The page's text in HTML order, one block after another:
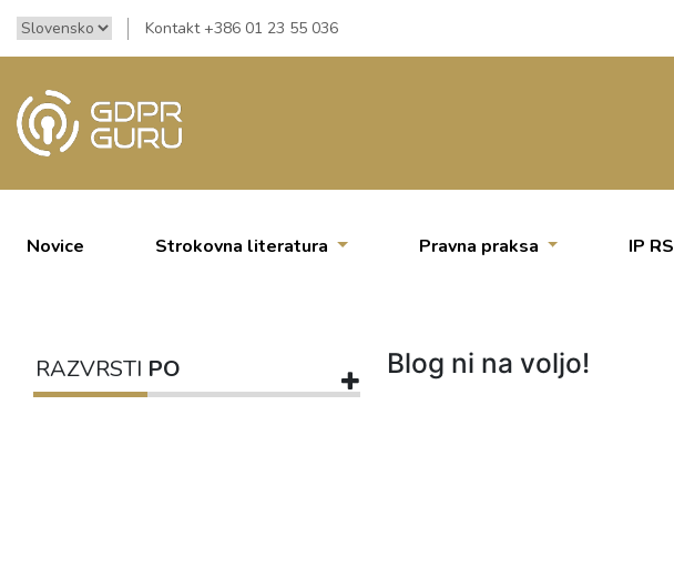
Kontakt +386 01 23 55 036
Novice Strokovna literatura Pravna praksa IP RS
RAZVRSTI PO Blog ni na voljo!